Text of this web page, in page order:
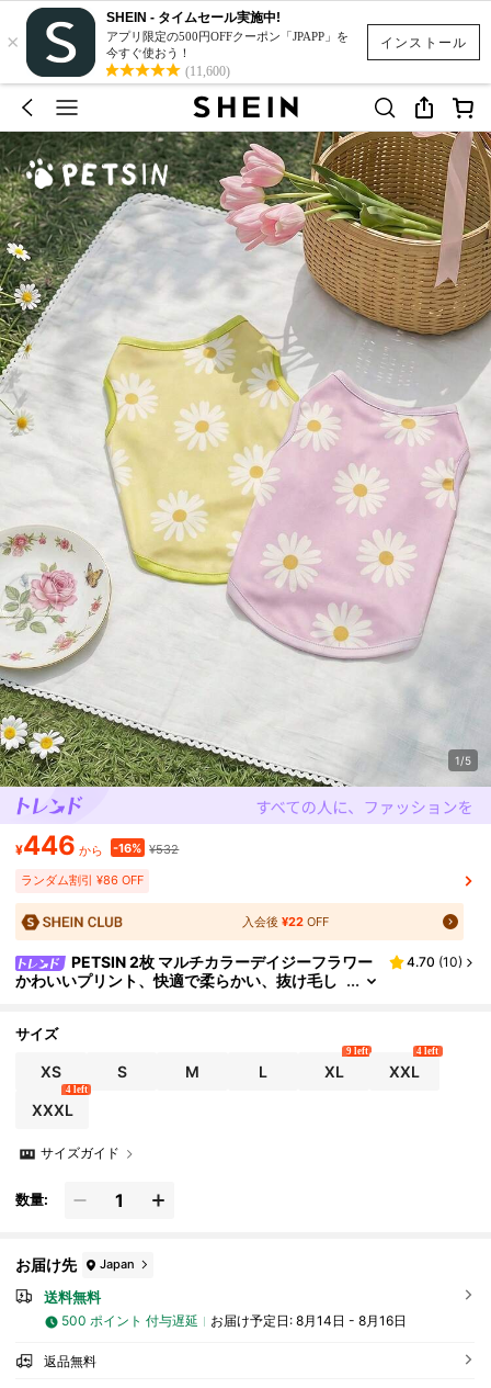
インストール
×
SHEIN - タイムセール実施中!
アプリ限定の500円OFFクーポン「JPAPP」を
今すぐ使おう！
(11,600)
1/5
¥446 から -16% ¥532
ランダム割引 ¥86 OFF
入会後¥22 OFF
PETSIN 2枚 マルチカラーデイジーフラワー
かわいいプリント、快適で柔らかい、抜け毛し
4.70 (10)
サイズ
XS S M L XL
9 left
XXL
4 left
XXXL
4 left
サイズガイド
数量:
お届け先 Japan
送料無料
500 ポイント 付与遅延 お届け予定日: 8月14日 - 8月16日
返品無料